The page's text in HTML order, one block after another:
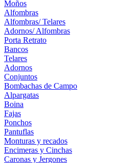
Moños
Alfombras
Alfombras/ Telares
Adornos/ Alfombras
Porta Retrato
Bancos
Telares
Adornos
Conjuntos
Bombachas de Campo
Alpargatas
Boina
Fajas
Ponchos
Pantuflas
Monturas y recados
Encimeras y Cinchas
Caronas y Jergones